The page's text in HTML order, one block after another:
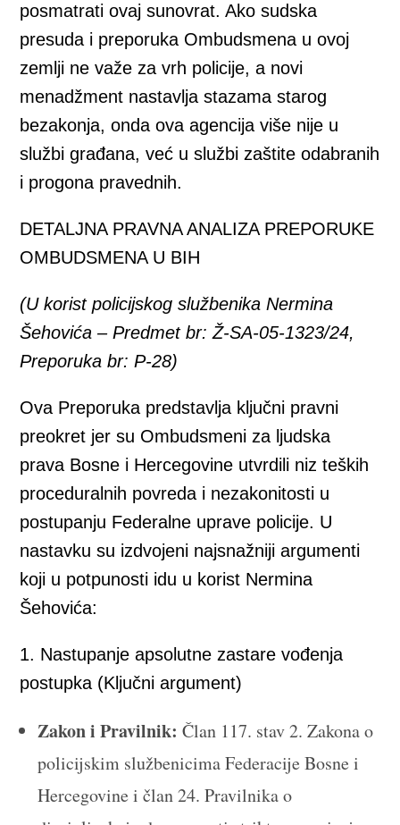
posmatrati ovaj sunovrat. Ako sudska
presuda i preporuka Ombudsmena u ovoj
zemlji ne važe za vrh policije, a novi
menadžment nastavlja stazama starog
bezakonja, onda ova agencija više nije u
službi građana, već u službi zaštite odabranih
i progona pravednih.
DETALJNA PRAVNA ANALIZA PREPORUKE
OMBUDSMENA U BIH
(U korist policijskog službenika Nermina
Šehovića – Predmet br: Ž-SA-05-1323/24,
Preporuka br: P-28)
Ova Preporuka predstavlja ključni pravni
preokret jer su Ombudsmeni za ljudska
prava Bosne i Hercegovine utvrdili niz teških
proceduralnih povreda i nezakonitosti u
postupanju Federalne uprave policije. U
nastavku su izdvojeni najsnažniji argumenti
koji u potpunosti idu u korist Nermina
Šehovića:
1. Nastupanje apsolutne zastare vođenja
postupka (Ključni argument)
Zakon i Pravilnik: Član 117. stav 2. Zakona o
policijskim službenicima Federacije Bosne i
Hercegovine i član 24. Pravilnika o